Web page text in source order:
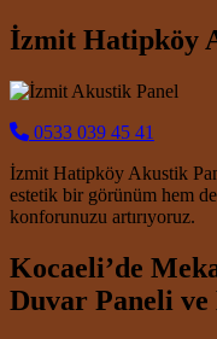
İzmit Hatipköy
0533 039 45 41
İzmit Hatipköy Akustik
estetik bir görünüm hem de
konforunuzu artırıyoruz.
Kocaeli’de
Duvar Paneli